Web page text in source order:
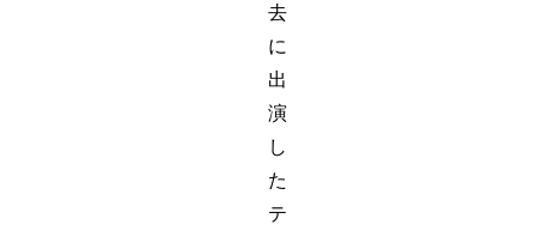
去
に
出
演
し
た
テ